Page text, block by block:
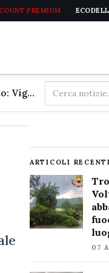
PREMIUM
Tromba d'aria nella valle del Volturno, decine di alberi abbattuti dal vento: Vigili del fuoco ripristinano lo stato dei luoghi
Cerca
nel
ARTICOLI RECENTI
07